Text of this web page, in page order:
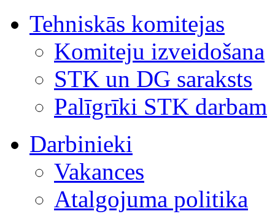
Tehniskās komitejas
Komiteju izveidošana
STK un DG saraksts
Palīgrīki STK darbam
Darbinieki
Vakances
Atalgojuma politika